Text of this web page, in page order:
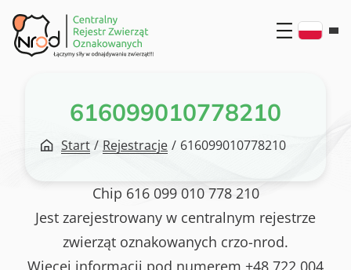
Przejdź
do
treści
616099010778210
Start / Rejestracje / 616099010778210
Chip 616 099 010 778 210
Jest zarejestrowany w centralnym rejestrze
zwierząt oznakowanych crzo-nrod.